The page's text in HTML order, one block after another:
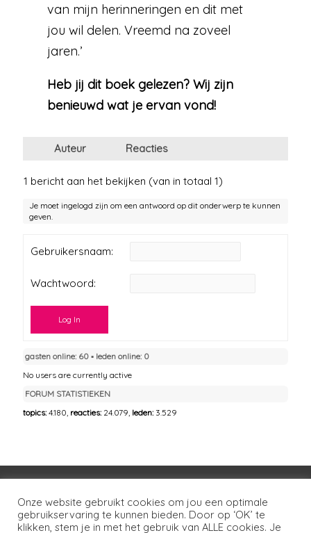
van mijn herinneringen en dit met
jou wil delen. Vreemd na zoveel
jaren.’
Heb jij dit boek gelezen? Wij zijn
benieuwd wat je ervan vond!
Auteur Reacties
1 bericht aan het bekijken (van in totaal 1)
Je moet ingelogd zijn om een antwoord op dit onderwerp te kunnen
geven.
Gebruikersnaam:
Wachtwoord:
Log In
gasten online: 60 ▪︎ leden online: 0
No users are currently active
FORUM STATISTIEKEN
topics:4.180, reacties: 24.079, leden: 3.529
Voorwaarden Huisregels
Privacybeleid
Disclaimer
Over LSG Ons netwerk Contact
Onze website gebruikt cookies om jou een optimale
gebruikservaring te kunnen bieden. Door op ‘OK’ te
klikken, stem je in met het gebruik van ALLE cookies. Je